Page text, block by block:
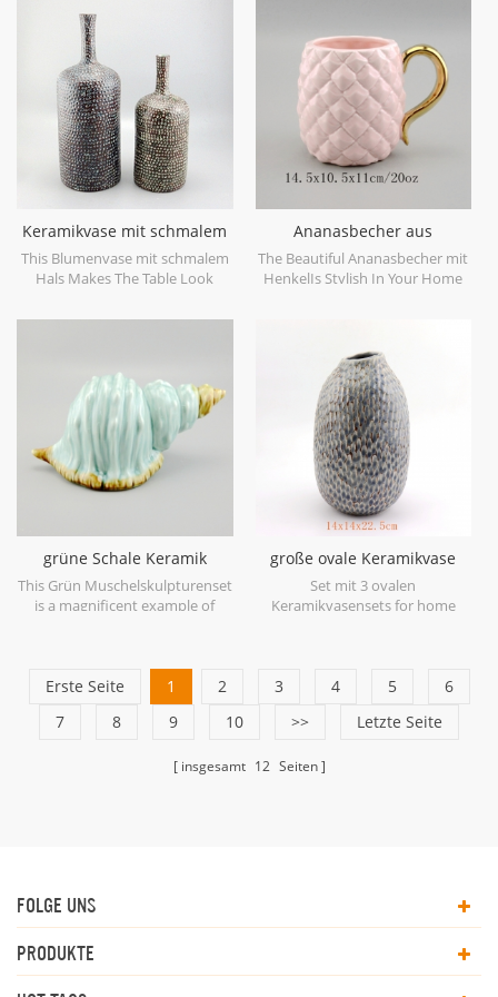
objects. Can be sold individually.
kann einzeln verkauft werden.
Keramikvase mit schmalem
Hals
This Blumenvase mit schmalem
Hals Makes The Table Look
Ananasbecher aus
goldfarbenem Keramik
The Beautiful Ananasbecher mit
HenkelIs Stylish In Your Home
grüne Schale Keramik
Skulptur Set
This Grün Muschelskulpturenset
is a magnificent example of
große ovale Keramikvase
blau antik
Set mit 3 ovalen
Keramikvasensets for home
Erste Seite 1 2 3 4 5
6
7
8 9 10 >> Letzte Seite
insgesamt 12 Seiten
FOLGE UNS
PRODUKTE